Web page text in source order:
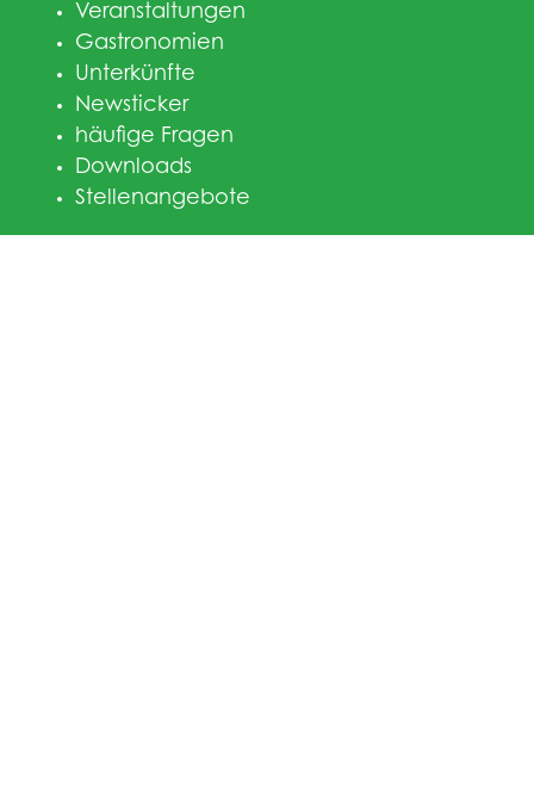
Veranstaltungen
Gastronomien
Unterkünfte
Newsticker
häufige Fragen
Downloads
Stellenangebote